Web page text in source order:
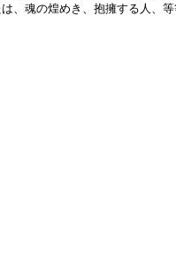
は、魂の煌めき、抱擁する人、